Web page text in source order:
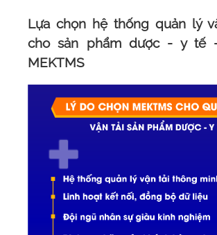
Lựa chọn hệ thống quản lý
cho sản phẩm dược - y tế
MEKTMS